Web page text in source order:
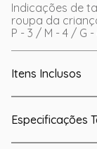
Indicações de
roupa da
P - 3 / M - 4 / G -
Itens Inclusos
Especificações